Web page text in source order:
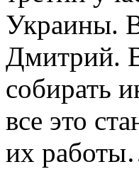
Украины.
Дмитрий.
собирать
все это
их